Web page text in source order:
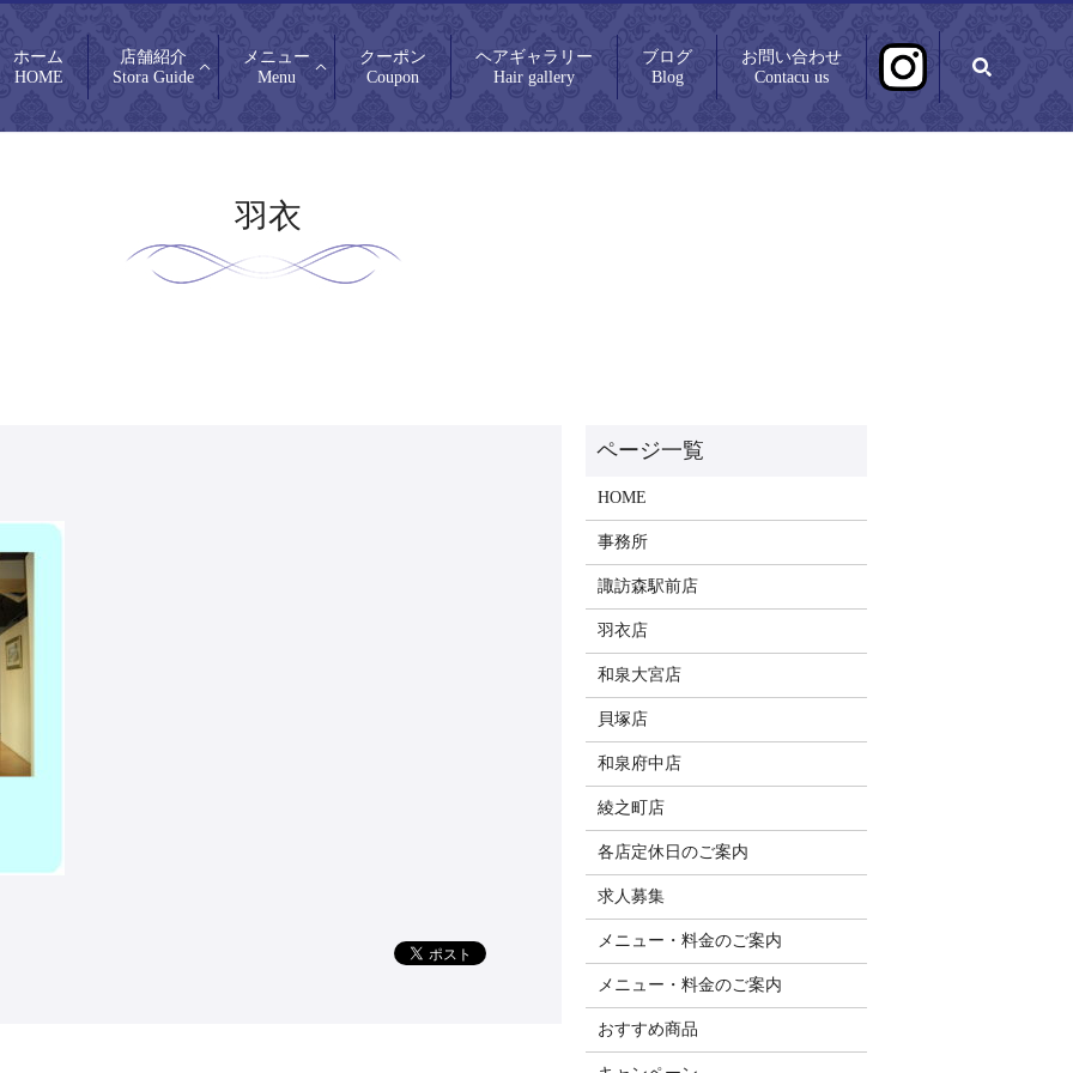
ホーム
HOME
店舗紹介
Stora Guide
メニュー
Menu
クーポン
Coupon
ヘアギャラリー
Hair gallery
ブログ
Blog
お問い合わせ
Contacu us
羽衣
HOME
事務所
諏訪森駅前店
羽衣店
和泉大宮店
貝塚店
和泉府中店
綾之町店
各店定休日のご案内
求人募集
メニュー・料金のご案内
メニュー・料金のご案内
おすすめ商品